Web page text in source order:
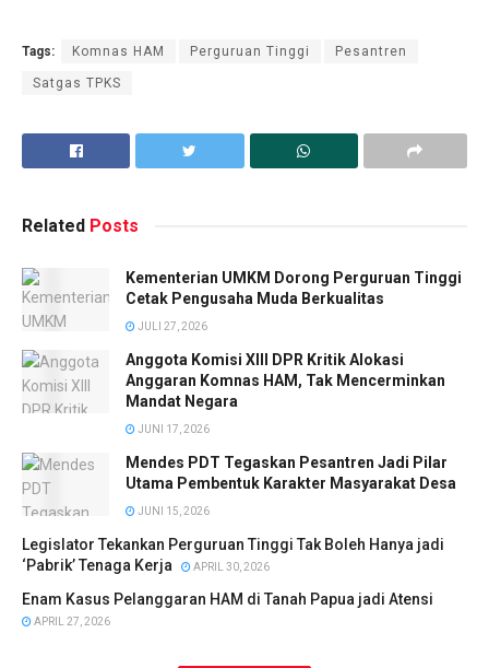
Tags: Komnas HAM Perguruan Tinggi Pesantren
Satgas TPKS
Related Posts
Kementerian UMKM Dorong Perguruan Tinggi
Cetak Pengusaha Muda Berkualitas
JULI 27, 2026
Anggota Komisi XIII DPR Kritik Alokasi
Anggaran Komnas HAM, Tak Mencerminkan
Mandat Negara
JUNI 17, 2026
Mendes PDT Tegaskan Pesantren Jadi Pilar
Utama Pembentuk Karakter Masyarakat Desa
JUNI 15, 2026
Legislator Tekankan Perguruan Tinggi Tak Boleh Hanya jadi
‘Pabrik’ Tenaga Kerja
APRIL 30, 2026
Enam Kasus Pelanggaran HAM di Tanah Papua jadi Atensi
APRIL 27, 2026